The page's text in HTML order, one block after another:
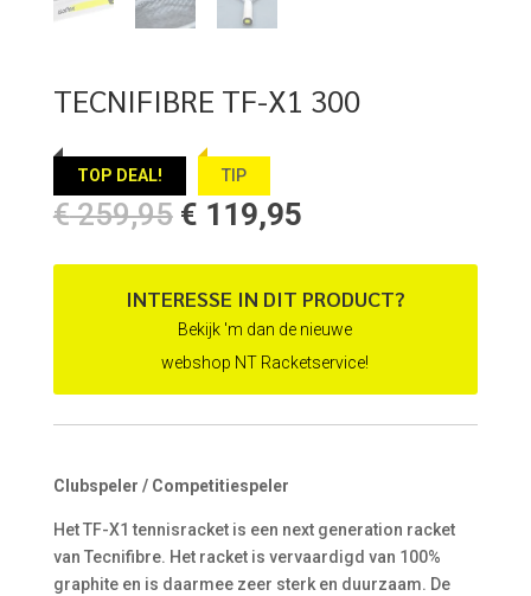
TECNIFIBRE TF-X1 300
TOP DEAL! TIP
€259,95 Oorspronkelijke
was:
€ 259,95.
€ 119,95Huidige
is:
€ 119,95.
INTERESSE IN DIT PRODUCT?
Bekijk 'm dan de nieuwe
webshop NT Racketservice!
Clubspeler / Competitiespeler
Het TF-X1 tennisracket is een next generation racket
van Tecnifibre. Het racket is vervaardigd van 100%
graphite en is daarmee zeer sterk en duurzaam. De